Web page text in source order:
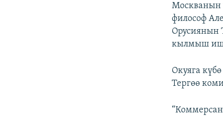
Москванын
философ
Орусиянын
кылмыш
Окуяга
Тергөө